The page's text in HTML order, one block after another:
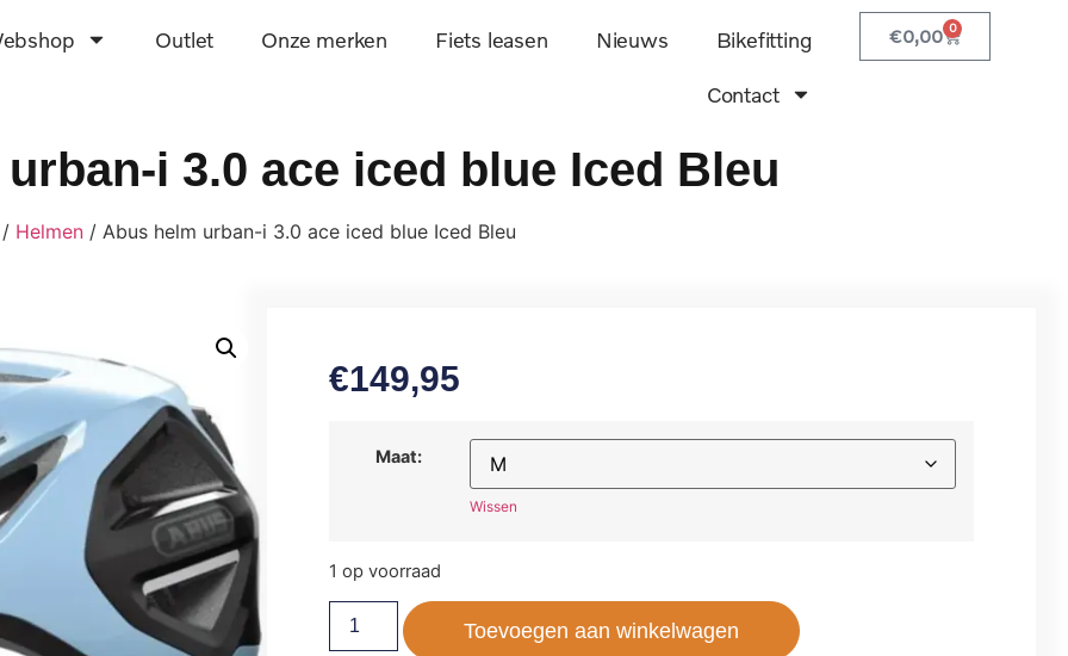
Outlet Onze merken Fiets leasen Nieuws Bikefitting
Contact
€0,00 0
i 3.0 ace iced blue Iced Bleu
Helmen / Abus helm urban-i 3.0 ace iced blue Iced Bleu
€149,95
Maat:
Wissen
1 op voorraad
Toevoegen aan winkelwagen